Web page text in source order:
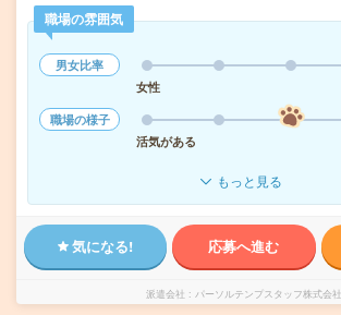
職場の雰囲気
男女比率
女性
職場の様子
活気がある
もっと見る
気になる! 応募へ進む
派遣会社 パーソルテンプスタッフ株式会社